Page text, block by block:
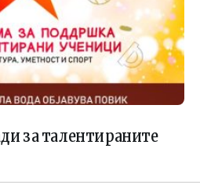
за талентираните